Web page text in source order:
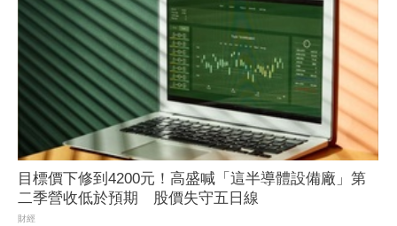
目標價下修到4200元！高盛喊「這半導體設備廠」第
二季營收低於預期 股價失守五日線
財經